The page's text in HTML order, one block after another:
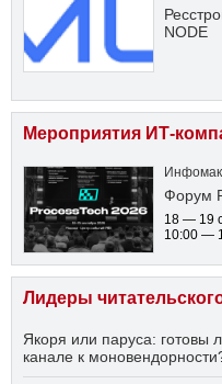
NODE
Мероприятия ИТ-
Форум
18 — 19
10:00 —
Лидеры
Якоря или паруса: готовы
канале к